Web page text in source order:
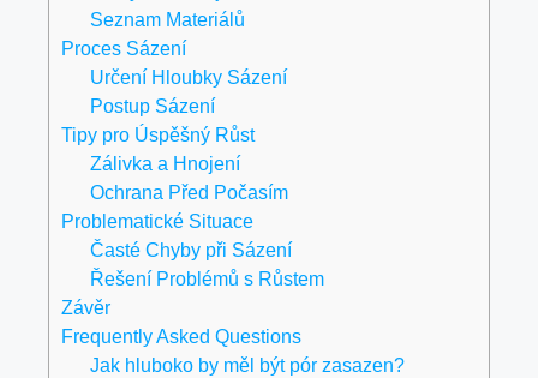
Seznam Materiálů
Proces Sázení
Určení Hloubky Sázení
Postup Sázení
Tipy pro Úspěšný Růst
Zálivka a Hnojení
Ochrana Před Počasím
Problematické Situace
Časté Chyby při Sázení
Řešení Problémů s Růstem
Závěr
Frequently Asked Questions
Jak hluboko by měl být pór zasazen?